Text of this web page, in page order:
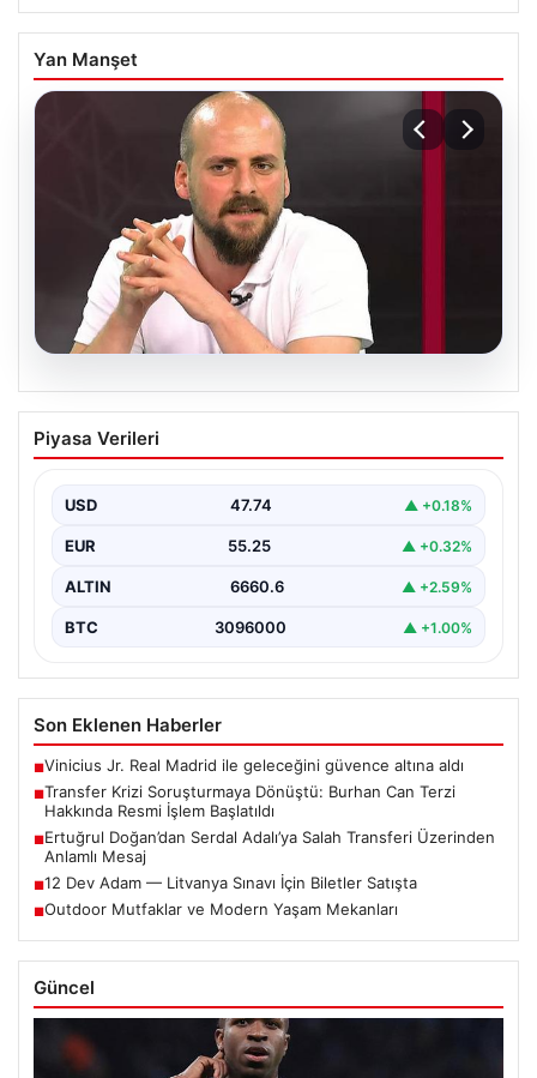
Yan Manşet
06.08.2026
Transfer Krizi Soruşturmaya Dönüştü:
Burhan Can Terzi Hakkında Resmi İşlem
Galatasaray Spor Kulübü, gerçekleştirilen transfer
iddialar nedeniyle…
Piyasa Verileri
USD 47.74 ▲ +0.18%
EUR 55.25 ▲ +0.32%
ALTIN 6660.6 ▲ +2.59%
BTC 3096000 ▲ +1.00%
Son Eklenen Haberler
■Vinicius Jr. Real Madrid ile geleceğini güvence altına aldı
■Transfer Krizi Soruşturmaya Dönüştü: Burhan Can Terzi
Hakkında Resmi İşlem Başlatıldı
■Ertuğrul Doğan’dan Serdal Adalı’ya Salah Transferi Üzerinden
Anlamlı Mesaj
■12 Dev Adam — Litvanya Sınavı İçin Biletler Satışta
■Outdoor Mutfaklar ve Modern Yaşam Mekanları
Güncel